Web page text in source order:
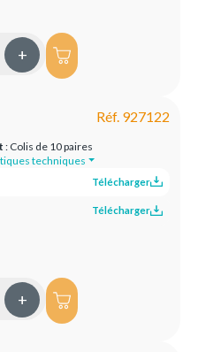
+
Réf. 927122
: Colis de 10 paires
techniques
Télécharger
Télécharger
+